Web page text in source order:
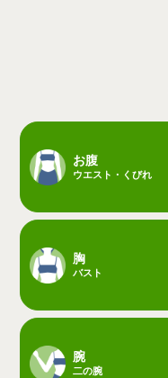
お腹
ウエスト・くびれ
胸
バスト
腕
二の腕